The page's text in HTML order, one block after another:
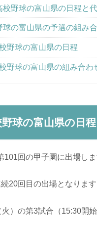
校野球の富山県の日程と
球の富山県の予選の組み
野球の富山県の日程
野球の富山県の組み合わ
球の富山県の日
回の甲子園に出場しま
20回目の出場となります
）の第3試合（15:30開始